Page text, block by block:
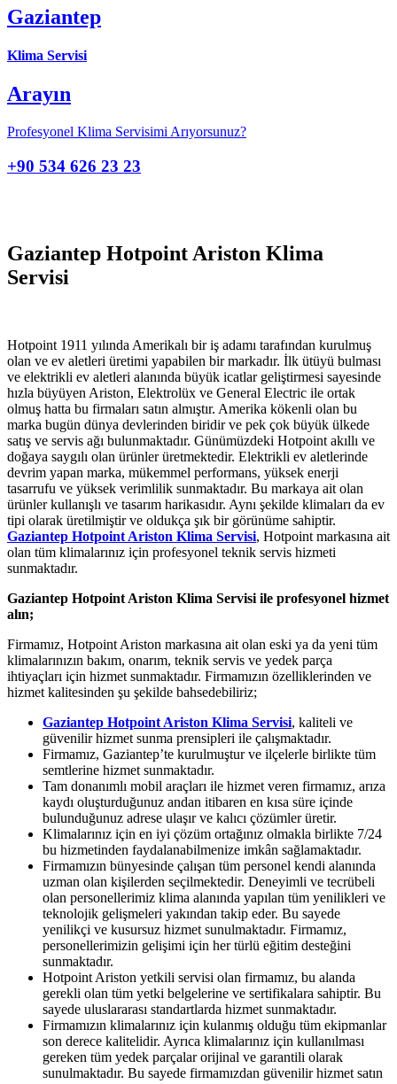
Gaziantep
Klima Servisi
Arayın
Profesyonel Klima Servisimi Arıyorsunuz?
+90 534 626 23 23
Gaziantep Hotpoint Ariston Klima
Servisi
Hotpoint 1911 yılında Amerikalı bir iş adamı tarafından kurulmuş
olan ve ev aletleri üretimi yapabilen bir markadır. İlk ütüyü bulması
ve elektrikli ev aletleri alanında büyük icatlar geliştirmesi sayesinde
hızla büyüyen Ariston, Elektrolüx ve General Electric ile ortak
olmuş hatta bu firmaları satın almıştır. Amerika kökenli olan bu
marka bugün dünya devlerinden biridir ve pek çok büyük ülkede
satış ve servis ağı bulunmaktadır. Günümüzdeki Hotpoint akıllı ve
doğaya saygılı olan ürünler üretmektedir. Elektrikli ev aletlerinde
devrim yapan marka, mükemmel performans, yüksek enerji
tasarrufu ve yüksek verimlilik sunmaktadır. Bu markaya ait olan
ürünler kullanışlı ve tasarım harikasıdır. Aynı şekilde klimaları da ev
tipi olarak üretilmiştir ve oldukça şık bir görünüme sahiptir.
Gaziantep Hotpoint Ariston Klima Servisi, Hotpoint markasına ait
olan tüm klimalarınız için profesyonel teknik servis hizmeti
sunmaktadır.
Gaziantep Hotpoint Ariston Klima Servisi ile profesyonel hizmet
alın;
Firmamız, Hotpoint Ariston markasına ait olan eski ya da yeni tüm
klimalarınızın bakım, onarım, teknik servis ve yedek parça
ihtiyaçları için hizmet sunmaktadır. Firmamızın özelliklerinden ve
hizmet kalitesinden şu şekilde bahsedebiliriz;
Gaziantep Hotpoint Ariston Klima Servisi, kaliteli ve
güvenilir hizmet sunma prensipleri ile çalışmaktadır.
Firmamız, Gaziantep’te kurulmuştur ve ilçelerle birlikte tüm
semtlerine hizmet sunmaktadır.
Tam donanımlı mobil araçları ile hizmet veren firmamız, arıza
kaydı oluşturduğunuz andan itibaren en kısa süre içinde
bulunduğunuz adrese ulaşır ve kalıcı çözümler üretir.
Klimalarınız için en iyi çözüm ortağınız olmakla birlikte 7/24
bu hizmetinden faydalanabilmenize imkân sağlamaktadır.
Firmamızın bünyesinde çalışan tüm personel kendi alanında
uzman olan kişilerden seçilmektedir. Deneyimli ve tecrübeli
olan personellerimiz klima alanında yapılan tüm yenilikleri ve
teknolojik gelişmeleri yakından takip eder. Bu sayede
yenilikçi ve kusursuz hizmet sunulmaktadır. Firmamız,
personellerimizin gelişimi için her türlü eğitim desteğini
sunmaktadır.
Hotpoint Ariston yetkili servisi olan firmamız, bu alanda
gerekli olan tüm yetki belgelerine ve sertifikalara sahiptir. Bu
sayede uluslararası standartlarda hizmet sunmaktadır.
Firmamızın klimalarınız için kulanmış olduğu tüm ekipmanlar
son derece kalitelidir. Ayrıca klimalarınız için kullanılması
gereken tüm yedek parçalar orijinal ve garantili olarak
sunulmaktadır. Bu sayede firmamızdan güvenilir hizmet satın